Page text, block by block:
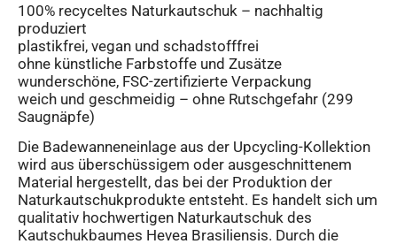
100% recyceltes Naturkautschuk – nachhaltig
produziert
plastikfrei, vegan und schadstofffrei
ohne künstliche Farbstoffe und Zusätze
wunderschöne, FSC-zertifizierte Verpackung
weich und geschmeidig – ohne Rutschgefahr (299
Saugnäpfe)
Die Badewanneneinlage aus der Upcycling-Kollektion
wird aus überschüssigem oder ausgeschnittenem
Material hergestellt, das bei der Produktion der
Naturkautschukprodukte entsteht. Es handelt sich um
qualitativ hochwertigen Naturkautschuk des
Kautschukbaumes Hevea Brasiliensis. Durch die